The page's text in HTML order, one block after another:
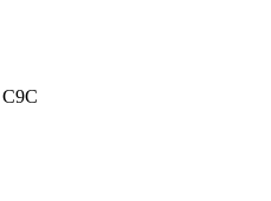
C9C